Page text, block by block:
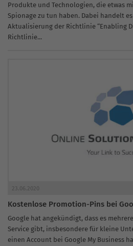
Produkte und Technologien, die etwas
Spionage zu tun haben. Dabei handelt
Aktualisierung der Richtlinie “Enabling
Richtlinie...
23.06.2020
Kostenlose Promotion-Pins bei
Google hat angekündigt, dass es
Service gibt, insbesondere für kleine
einen Account bei Google My Business